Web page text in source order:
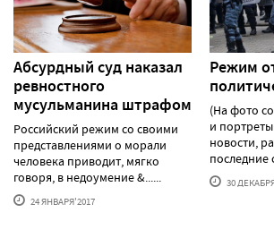
Абсурдный суд наказал
ревностного
мусульманина штрафом
Российский режим со своими
представлениями о морали
человека приводит, мягко
говоря, в недоумение &......
24 ЯНВАРЯ'2017
Режим
(На фото
и
новости,
последние
30